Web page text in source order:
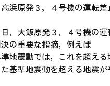
浜原発３，４号機の運転
，大飯原発３，４号機の
の重要な指摘，例えば
震動では，これを超える
基準地震動を超える地震